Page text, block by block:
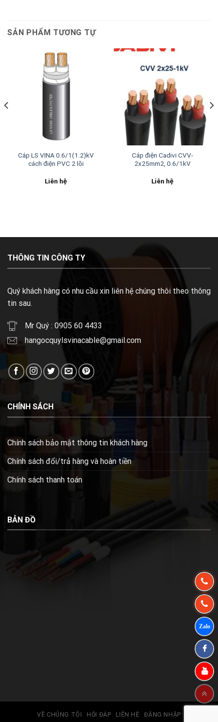
SẢN PHẨM TƯƠNG TỰ
Cáp LS VINA 0.6/1(1.2)kV
cách điện PVC 2 lõi
Liên hệ
Cáp điện Cadivi CVV-
2x25mm2, 0.6/1kV
Liên hệ
THÔNG TIN CÔNG TY
Quý khách hàng có nhu cầu xin liên hệ chúng thôi theo thông
tin sau.
Mr Quý : 0905 60 4433
hangocquylsvinacable@gmail.com
CHÍNH SÁCH
Chính sách bảo mật thông tin khách hàng
Chính sách đổi/trả hàng và hoàn tiền
Chính sách thanh toán
BẢN ĐỒ
VỀ CHÚNG TÔI HỎI ĐÁP LIÊN HỆ ĐĂNG NHẬP